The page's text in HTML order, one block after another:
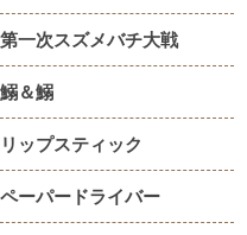
一次スズメバチ大戦
＆鰯
ップスティック
ーパードライバー